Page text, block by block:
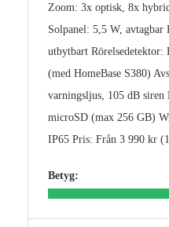
Zoom: 3x optisk, 8x
Solpanel: 5,5 W,
utbytbart
(med HomeBase S380)
varningsljus, 105 dB
microSD (max 256 GB)
IP65 Pris: Från 3 990 kr
Betyg: